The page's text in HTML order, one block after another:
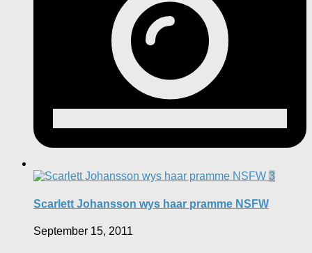
3
Scarlett Johansson wys haar pramme NSFW
September 15, 2011